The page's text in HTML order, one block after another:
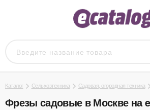
Каталог Сельхозтехника Садовая, огородная техника
Фрезы садовые в Москве на